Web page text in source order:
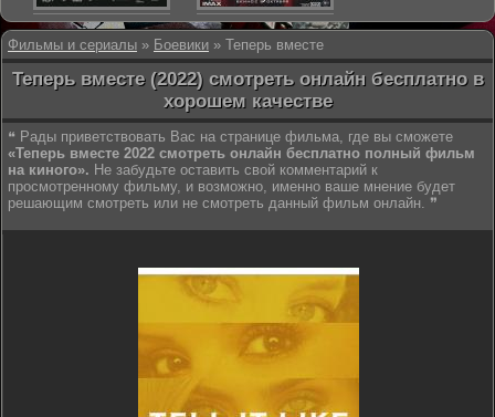
Фильмы и сериалы » Боевики » Теперь вместе
Теперь вместе (2022) смотреть онлайн бесплатно в
хорошем качестве
❝ Рады приветствовать Вас на странице фильма, где вы сможете
«Теперь вместе 2022 смотреть онлайн бесплатно полный фильм
на киного». Не забудьте оставить свой комментарий к
просмотренному фильму, и возможно, именно ваше мнение будет
решающим смотреть или не смотреть данный фильм онлайн. ❞